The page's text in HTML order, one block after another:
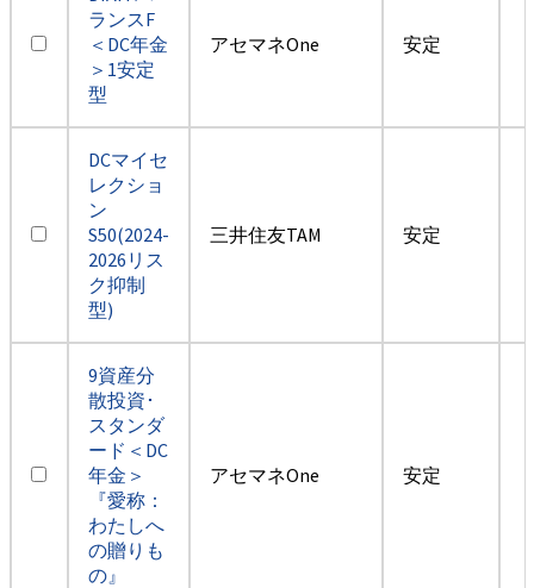
ランスF
＜DC年金
＞1安定
型
アセマネOne 安定
DCマイセ
レクショ
ン
S50(2024-
2026リス
ク抑制
型)
三井住友TAM 安定
9資産分
散投資･
スタンダ
ード＜DC
年金＞
『愛称：
わたしへ
の贈りも
の』
アセマネOne 安定